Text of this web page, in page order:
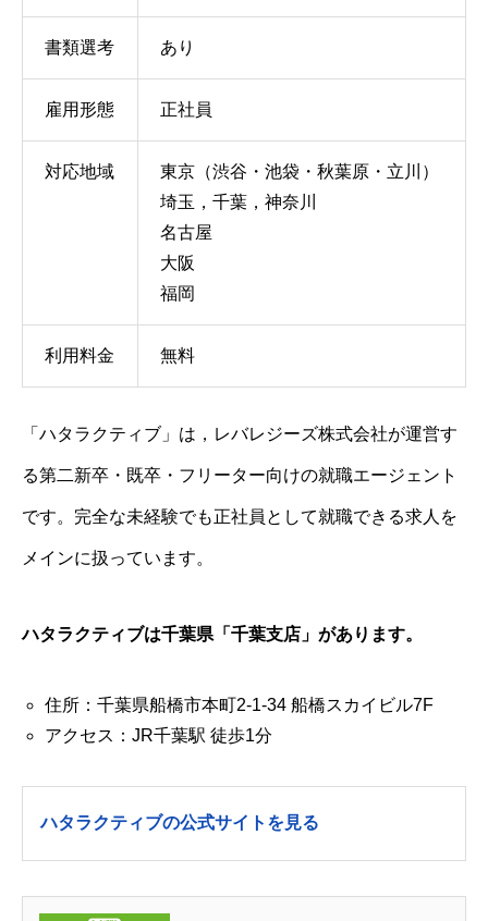
書類選考 あり
雇用形態 正社員
対応地域
東京（渋谷・池袋・秋葉原・立川）
埼玉，千葉，神奈川
名古屋
大阪
福岡
利用料金 無料
「ハタラクティブ」は，レバレジーズ株式会社が運営す
る第二新卒・既卒・フリーター向けの就職エージェント
です。完全な未経験でも正社員として就職できる求人を
メインに扱っています。
ハタラクティブは千葉県「千葉支店」があります。
住所：千葉県船橋市本町2-1-34 船橋スカイビル7F
アクセス：JR千葉駅 徒歩1分
ハタラクティブの公式サイトを見る